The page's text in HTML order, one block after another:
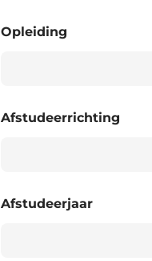
Opleiding
Afstudeerrichting
Afstudeerjaar